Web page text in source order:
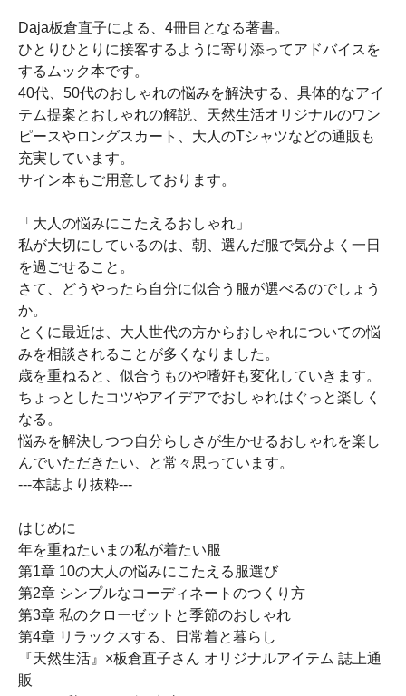
Daja板倉直子による、4冊目となる著書。
ひとりひとりに接客するように寄り添ってアドバイスを
するムック本です。
40代、50代のおしゃれの悩みを解決する、具体的なアイ
テム提案とおしゃれの解説、天然生活オリジナルのワン
ピースやロングスカート、大人のTシャツなどの通販も
充実しています。
サイン本もご用意しております。
「大人の悩みにこたえるおしゃれ」
私が大切にしているのは、朝、選んだ服で気分よく一日
を過ごせること。
さて、どうやったら自分に似合う服が選べるのでしょう
か。
とくに最近は、大人世代の方からおしゃれについての悩
みを相談されることが多くなりました。
歳を重ねると、似合うものや嗜好も変化していきます。
ちょっとしたコツやアイデアでおしゃれはぐっと楽しく
なる。
悩みを解決しつつ自分らしさが生かせるおしゃれを楽し
んでいただきたい、と常々思っています。
---本誌より抜粋---
はじめに
年を重ねたいまの私が着たい服
第1章 10の大人の悩みにこたえる服選び
第2章 シンプルなコーディネートのつくり方
第3章 私のクローゼットと季節のおしゃれ
第4章 リラックスする、日常着と暮らし
『天然生活』×板倉直子さん オリジナルアイテム 誌上通
販